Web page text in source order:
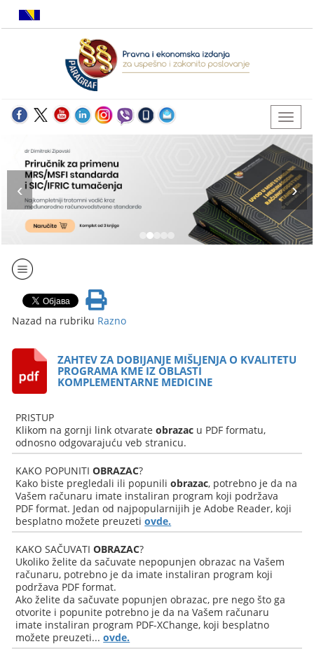
Nazad na rubriku Razno
ZAHTEV ZA DOBIJANJE MIŠLJENJA O KVALITETU
PROGRAMA KME IZ OBLASTI
KOMPLEMENTARNE MEDICINE
PRISTUP
Klikom na gornji link otvarateobrazac u PDF formatu,
odnosno odgovarajuću veb stranicu.
KAKO POPUNITIOBRAZAC?
Kako biste pregledali ili popuniliobrazac, potrebno je da na
Vašem računaru imate instaliran program koji podržava
PDF format. Jedan od najpopularnijih je Adobe Reader, koji
besplatno možete preuzetiovde.
KAKO SAČUVATIOBRAZAC?
Ukoliko želite da sačuvate nepopunjen obrazac na Vašem
računaru, potrebno je da imate instaliran program koji
podržava PDF format.
Ako želite da sačuvate popunjen obrazac, pre nego što ga
otvorite i popunite potrebno je da na Vašem računaru
imate instaliran program PDF-XChange, koji besplatno
možete preuzeti...ovde.